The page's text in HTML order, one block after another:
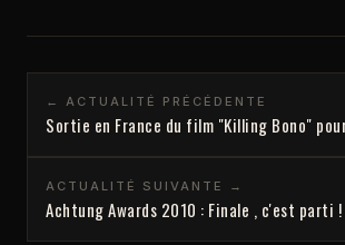
← ACTUALITÉ PRÉCÉDENTE
Sortie en France du film "Killing Bono"
ACTUALITÉ SUIVANTE →
Achtung Awards 2010 : Finale , c'est parti !